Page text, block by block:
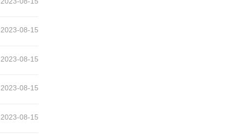
2023-08-15
2023-08-15
2023-08-15
2023-08-15